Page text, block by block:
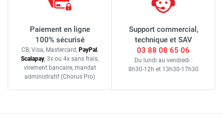
Paiement en ligne
100% sécurisé
CB, Visa, Mastercard, PayPal ,
Scalapay, 3x ou 4x sans frais,
virement bancaire, mandat
administratif (Chorus Pro)
Support commercial,
technique et SAV
03 88 08 65 06
Du lundi au vendredi :
8h30-12h et 13h30-17h30